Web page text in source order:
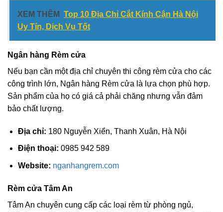
XEM THÊM Top 10 Địa Chỉ Cắt Kính Cận Hà Nội
Uy Tín, Dịch Vụ Tốt
Ngân hàng Rèm cửa
Nếu bạn cần một địa chỉ chuyên thi công rèm cửa cho các
công trình lớn, Ngân hàng Rèm cửa là lựa chọn phù hợp.
Sản phẩm của họ có giá cả phải chăng nhưng vẫn đảm
bảo chất lượng.
Địa chỉ: 180 Nguyễn Xiển, Thanh Xuân, Hà Nội
Điện thoại: 0985 942 589
Website: nganhangrem.com
Rèm cửa Tâm An
Tâm An chuyên cung cấp các loại rèm từ phòng ngủ,